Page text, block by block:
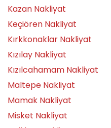
Kazan Nakliyat
Keçiören Nakliyat
Kırkkonaklar Nakliyat
Kızılay Nakliyat
Kızılcahamam Nakliyat
Maltepe Nakliyat
Mamak Nakliyat
Misket Nakliyat